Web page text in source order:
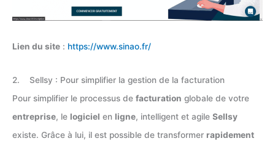
Lien du site : https://www.sinao.fr/
2. Sellsy : Pour simplifier la gestion de la facturation
Pour simplifier le processus de facturation globale de votre
entreprise, le logiciel en ligne, intelligent et agile Sellsy
existe. Grâce à lui, il est possible de transformer rapidement